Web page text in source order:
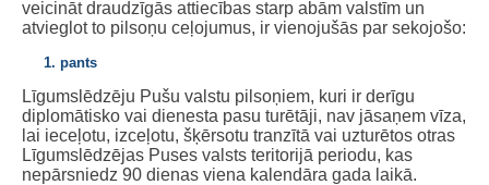
veicināt draudzīgās attiecības starp abām valstīm un
atvieglot to pilsoņu ceļojumus, ir vienojušās par sekojošo:
1. pants
Līgumslēdzēju Pušu valstu pilsoņiem, kuri ir derīgu
diplomātisko vai dienesta pasu turētāji, nav jāsaņem vīza,
lai ieceļotu, izceļotu, šķērsotu tranzītā vai uzturētos otras
Līgumslēdzējas Puses valsts teritorijā periodu, kas
nepārsniedz 90 dienas viena kalendāra gada laikā.